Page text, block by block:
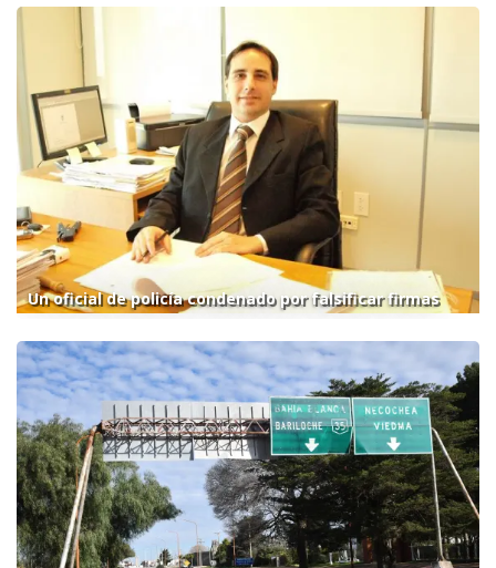
Un oficial de policía condenado por falsificar firmas